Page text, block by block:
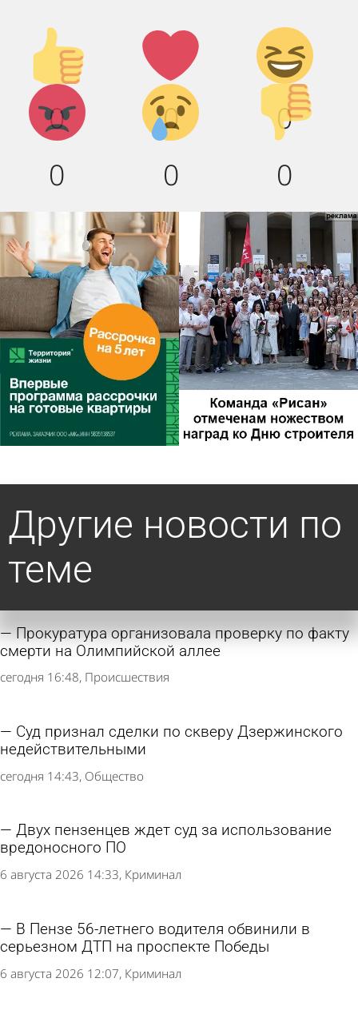
Палец
вверх!
0
Лайк!
0
Дикий
смех!
0
Агрессия!
0
Грусть :
(
0
Палец
вниз!
0
Другие новости по
теме
Прокуратура организовала проверку по факту
смерти на Олимпийской аллее
сегодня 16:48 Происшествия
Суд признал сделки по скверу Дзержинского
недействительными
сегодня 14:43 Общество
Двух пензенцев ждет суд за использование
вредоносного ПО
6 августа 2026 14:33 Криминал
В Пензе 56-летнего водителя обвинили в
серьезном ДТП на проспекте Победы
6 августа 2026 12:07 Криминал